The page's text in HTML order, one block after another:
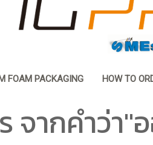
FOAM PACKAGING HOW TO
จากคำว่า